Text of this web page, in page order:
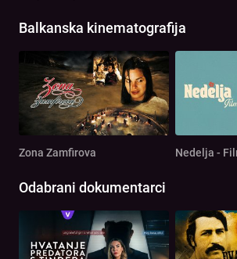
Balkanska kinematografija
Zona Zamfirova Nedelja -
Odabrani dokumentarci